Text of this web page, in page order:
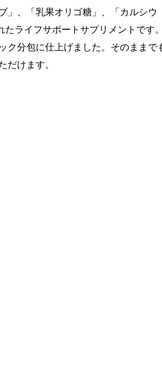
」、「乳果オリゴ糖」、「カルシウ
ライフサポートサプリメントです。
ク分包に仕上げました。そのままで
だけます。